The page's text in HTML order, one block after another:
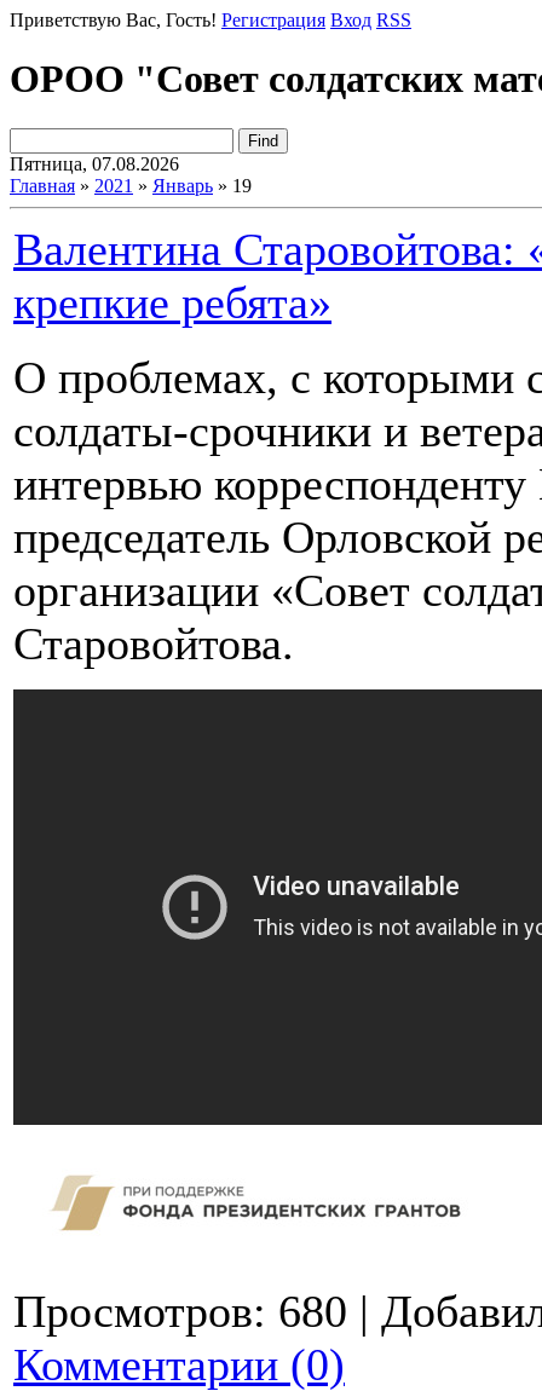
Приветствую Вас, Гость! Регистрация Вход RSS
ОРОО "Совет солдатских
Пятница, 07.08.2026
Главная » 2021 » Январь » 19
Валентина
крепкие ребята»
О проблемах, с которыми
солдаты-срочники и
интервью
председатель Орловской
организации «Совет
Старовойтова.
Просмотров: 680 |
Комментарии (0)